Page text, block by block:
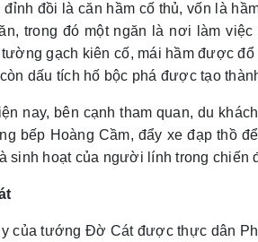
đỉnh đồi là căn hầm cố thủ, vốn là
trong đó một ngăn là nơi làm
gạch kiên cố, mái hầm được
dấu tích hố bộc phá được tạo
nay, bên cạnh tham quan, du
bếp Hoàng Cầm, đẩy xe đạp thồ
sinh hoạt của người lính trong chiến
của tướng Đờ Cát được thực dân